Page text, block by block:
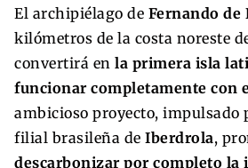
El archipiélago de Fernando de
kilómetros de la costa noreste
convertirá en la primera isla
funcionar completamente con
ambicioso proyecto, impulsado
filial brasileña de Iberdrola,
descarbonizar por completo la